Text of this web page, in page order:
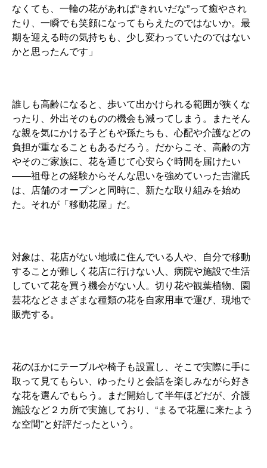
なくても、一輪の花があれば“きれいだな”って癒やされ
たり、一瞬でも笑顔になってもらえたのではないか。最
期を迎える時の気持ちも、少し変わっていたのではない
かと思ったんです」
誰しも高齢になると、歩いて出かけられる範囲が狭くな
ったり、外出そのものの機会も減ってしまう。またそん
な親を気にかける子どもや孫たちも、心配や介護などの
負担が重なることもあるだろう。だからこそ、高齢の方
やそのご家族に、花を通じて心安らぐ時間を届けたい
――祖母との経験からそんな思いを強めていった吉瀧氏
は、店舗のオープンと同時に、新たな取り組みを始め
た。それが「移動花屋」だ。
対象は、花店がない地域に住んでいる人や、自分で移動
することが難しく花店に行けない人、病院や施設で生活
していて花を買う機会がない人。切り花や観葉植物、園
芸花などさまざまな種類の花を自家用車で運び、現地で
販売する。
花のほかにテーブルや椅子も設置し、そこで実際に手に
取って見てもらい、ゆったりと会話を楽しみながら好き
な花を選んでもらう。まだ開始して半年ほどだが、介護
施設など２カ所で実施しており、“まるで花屋に来たよう
な空間”と好評だったという。